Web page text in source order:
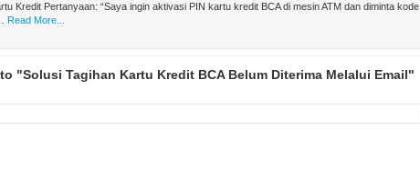
Kredit Pertanyaan: “Saya ingin aktivasi PIN kartu kredit BCA di mesin ATM dan diminta kode
Read More...
"Solusi Tagihan Kartu Kredit BCA Belum Diterima Melalui Email"